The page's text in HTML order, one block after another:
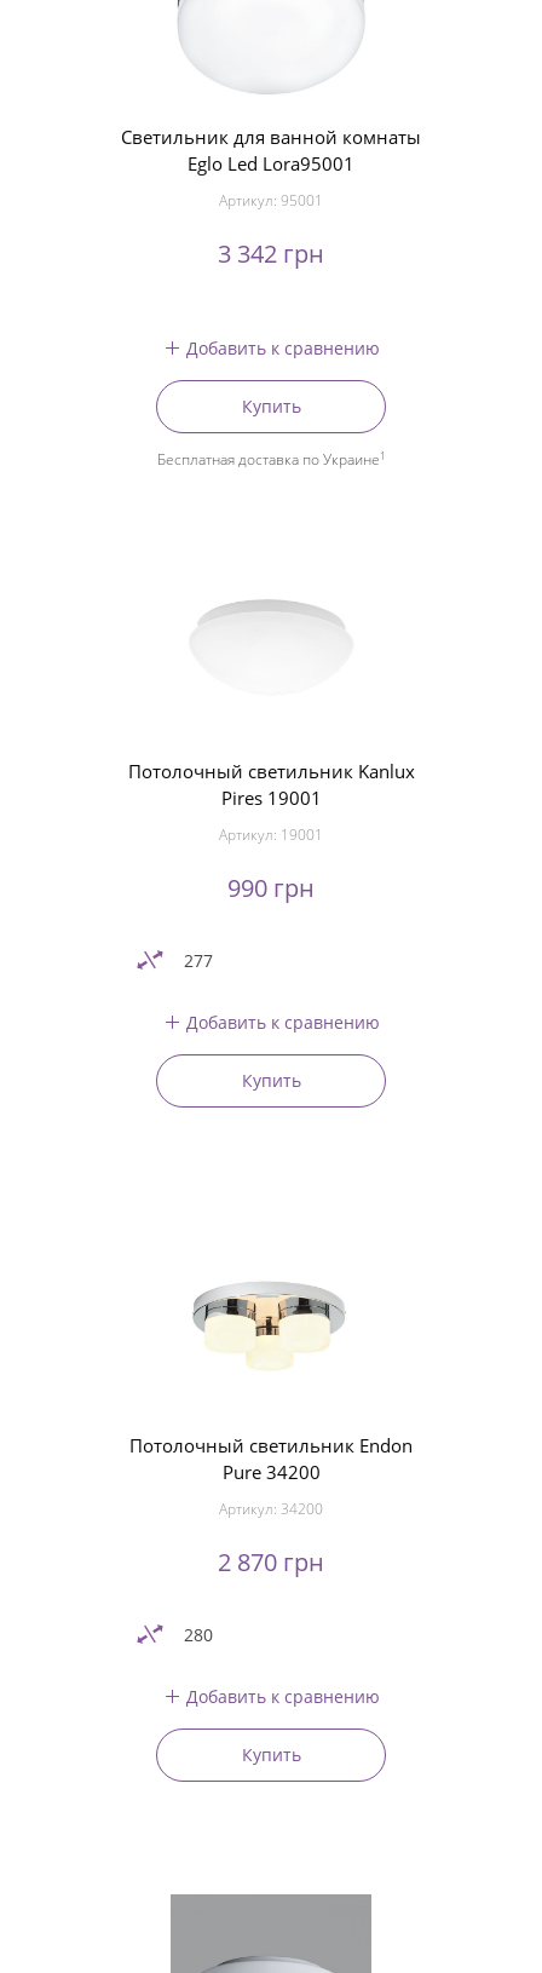
Светильник для ванной комнаты
Eglo Led Lora95001
Артикул: 95001
3 342 грн
Добавить к сравнению
Купить
Бесплатная доставка по Украине1
Потолочный светильник Kanlux
Pires 19001
Артикул: 19001
990 грн
277
Добавить к сравнению
Купить
Потолочный светильник Endon
Pure 34200
Артикул: 34200
2 870 грн
280
Добавить к сравнению
Купить